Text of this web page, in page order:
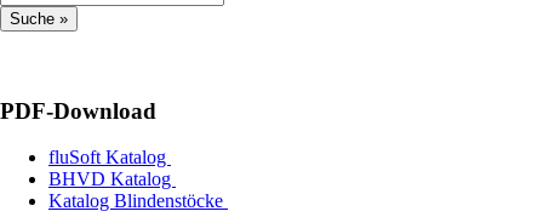
PDF-Download
fluSoft Katalog
BHVD Katalog
Katalog Blindenstöcke